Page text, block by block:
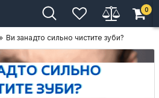
0
Ви занадто сильно чистите зуби?